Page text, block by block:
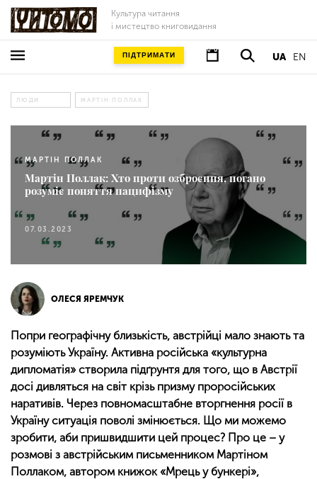
Культура читання
і мистецтво книговидання
UA EN
ПІДТРИМАТИ
ЛЮДИ МАРТІН ПОЛЛАК
МАРТІН ПОЛЛАК
Мартін Поллак: Хто проти озброєння, погано
розуміє поняття пацифізму
07.03.2023
ОЛЕСЯ ЯРЕМЧУК
Попри географічну близькість, австрійці мало знають та
розуміють Україну. Активна російська «культурна
дипломатія» створила підґрунтя для того, що в Австрії
досі дивляться на світ крізь призму проросійських
наративів. Через повномасштабне вторгнення росії в
Україну ситуація поволі змінюється. Що ми можемо
зробити, аби пришвидшити цей процес? Про це – у
розмові з австрійським письменником Мартіном
Поллаком, автором книжок «Мрець у бункері»,